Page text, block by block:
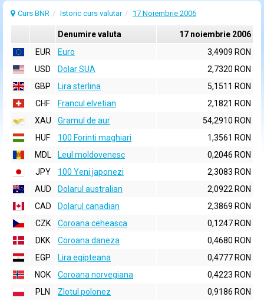
Curs BNR Istoric curs valutar 17 Noiembrie 2006
Denumire valuta
17 noiembrie 2006
EUR
Euro
3,4909 RON
USD
Dolar SUA
2,7320 RON
GBP
Lira sterlina
5,1511 RON
CHF
Francul elvetian
2,1821 RON
XAU
Gramul de aur
54,2910 RON
HUF
100 Forinti maghiari
1,3561 RON
MDL
Leul moldovenesc
0,2046 RON
JPY
100 Yeni japonezi
2,3083 RON
AUD
Dolarul australian
2,0922 RON
CAD
Dolarul canadian
2,3869 RON
CZK
Coroana ceheasca
0,1247 RON
DKK
Coroana daneza
0,4680 RON
EGP
Lira egipteana
0,4777 RON
NOK
Coroana norvegiana
0,4223 RON
PLN
Zlotul polonez
0,9186 RON